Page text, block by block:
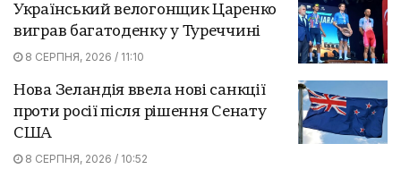
Український велогонщик Царенко
виграв багатоденку у Туреччині
8 СЕРПНЯ, 2026 / 11:10
Нова Зеландія ввела нові санкції
проти росії після рішення Сенату
США
8 СЕРПНЯ, 2026 / 10:52